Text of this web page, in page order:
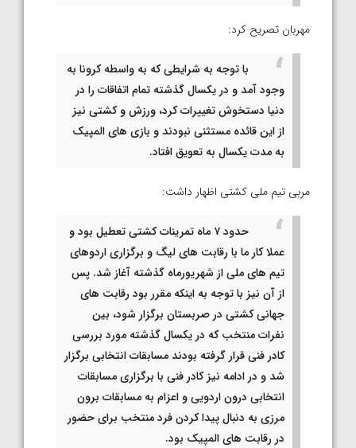
مهربان تصریح کرد:
با توجه به شرایطی که به واسطه کرونا به
وجود آمد و در یکسال گذشته تمام اتفاقات را در
دنیا دستخوش تغییرات کرد، ورزش و کشتی نیز
از این قائده مستثنی نبودند و بازی های المپیک
به مدت یکسال به تعویق افتاد.
مربی تیم ملی کشتی اظهار داشت:
حدود ۷ ماه تمرینات کشتی تعطیل بود و
عملا کار ما با رقابت های لیگ و برگزاری اردوهای
تیم های ملی از شهریورماه گذشته آغاز شد. پس
از آن نیز با توجه به اینکه مقرر بود رقابت های
جهانی کشتی در صربستان برگزار شود، بین
نفرات منتخب که در یکسال گذشته مورد بررسی
کادر فنی قرار گرفته بودند مسابقات انتخابی برگزار
شد و در ادامه نیز کادر فنی با برگزاری مسابقات
انتخابی درون اردویی و اعزام به مسابقات برون
مرزی به دنبال پیدا کردن فرد منتخب برای حضور
در رقابت های المپیک بود.